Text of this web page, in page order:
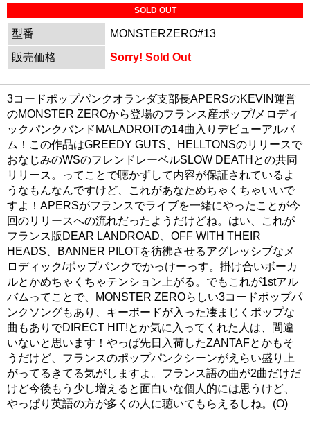
SOLD OUT
型番
MONSTERZERO#13
販売価格
Sorry! Sold Out
3コードポップパンクオランダ支部長APERSのKEVIN運営
のMONSTER ZEROから登場のフランス産ポップ/メロディ
ックパンクバンドMALADROITの14曲入りデビューアルバ
ム！この作品はGREEDY GUTS、HELLTONSのリリースで
おなじみのWSのフレンドレーベルSLOW DEATHとの共同
リリース。ってことで聴かずして内容が保証されているよ
うなもんなんですけど、これがあなためちゃくちゃいいで
すよ！APERSがフランスでライブを一緒にやったことが今
回のリリースへの流れだったようだけどね。はい、これが
フランス版DEAR LANDROAD、OFF WITH THEIR
HEADS、BANNER PILOTを彷彿させるアグレッシブなメ
ロディック/ポップパンクでかっけーっす。掛け合いボーカ
ルとかめちゃくちゃテンション上がる。でもこれが1stアル
バムってことで、MONSTER ZEROらしい3コードポップパ
ンクソングもあり、キーボードが入った凄まじくポップな
曲もありでDIRECT HIT!とか気に入ってくれた人は、間違
いないと思います！やっぱ先日入荷したZANTAFとかもそ
うだけど、フランスのポップパンクシーンがえらい盛り上
がってるきてる気がしますよ。フランス語の曲が2曲だけだ
けど今後もう少し増えると面白いな個人的には思うけど、
やっぱり英語の方が多くの人に聴いてもらえるしね。(O)